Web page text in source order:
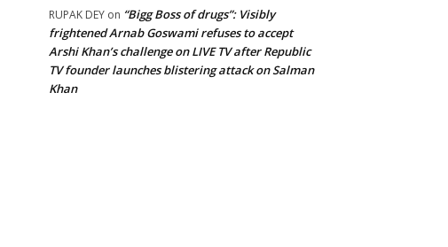
RUPAK DEY on “Bigg Boss of drugs”: Visibly
frightened Arnab Goswami refuses to accept
Arshi Khan’s challenge on LIVE TV after Republic
TV founder launches blistering attack on Salman
Khan